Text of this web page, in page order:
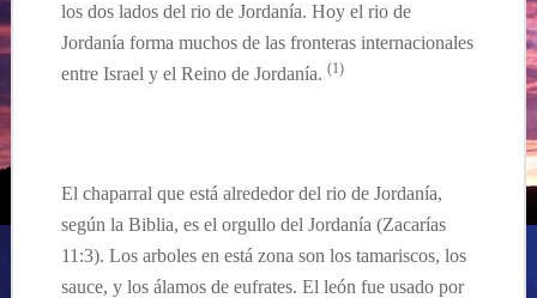
los dos lados del rio de Jordanía. Hoy el rio de
Jordanía forma muchos de las fronteras internacionales
entre Israel y el Reino de Jordanía. (1)
El chaparral que está alrededor del rio de Jordanía,
según la Biblia, es el orgullo del Jordanía (Zacarías
11:3). Los arboles en está zona son los tamariscos, los
sauce, y los álamos de eufrates. El león fue usado por